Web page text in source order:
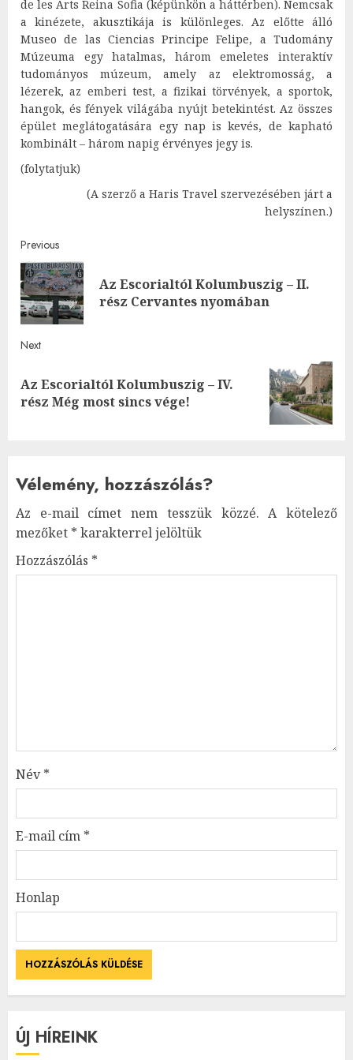
de les Arts Reina Sofia (képünkön a háttérben). Nemcsak
a kinézete, akusztikája is különleges. Az előtte álló
Museo de las Ciencias Principe Felipe, a Tudomány
Múzeuma egy hatalmas, három emeletes interaktív
tudományos múzeum, amely az elektromosság, a
lézerek, az emberi test, a fizikai törvények, a sportok,
hangok, és fények világába nyújt betekintést. Az összes
épület meglátogatására egy nap is kevés, de kapható
kombinált – három napig érvényes jegy is.
(folytatjuk)
(A szerző a Haris Travel szervezésében járt a
helyszínen.)
Post
navigation
Previous
Az Escorialtól Kolumbuszig – II.
rész Cervantes nyomában
Next
Next
post:
Az Escorialtól Kolumbuszig – IV.
rész Még most sincs vége!
Vélemény, hozzászólás?
Az e-mail címet nem tesszük közzé. A kötelező
mezőket * karakterrel jelöltük
Hozzászólás *
Név*
E-mail cím *
Honlap
ÚJ HÍREINK